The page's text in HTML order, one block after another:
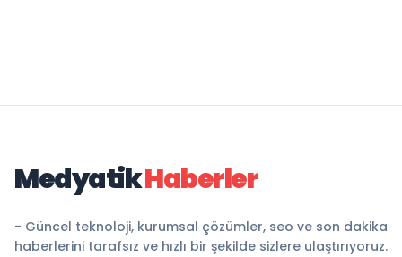
MedyatikHaberler
- Güncel teknoloji, kurumsal çözümler, seo ve son dakika
haberlerini tarafsız ve hızlı bir şekilde sizlere ulaştırıyoruz.